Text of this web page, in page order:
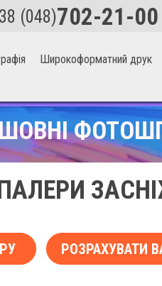
(048)702-21-00
Широкоформатний друк
РОЗРАХУВАТИ